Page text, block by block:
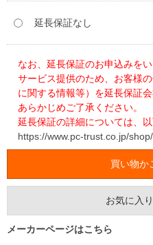
延長保証なし
なお、延長保証のお申込みを
サービス提供のため、お客様
に関する情報等）を延長保証
あらかじめご了承ください。
延長保証の詳細については、以
https://www.pc-trust.co.jp/
お気に入
メーカーページはこちら